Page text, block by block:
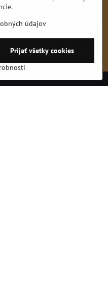
údajov
Prijať všetky cookies